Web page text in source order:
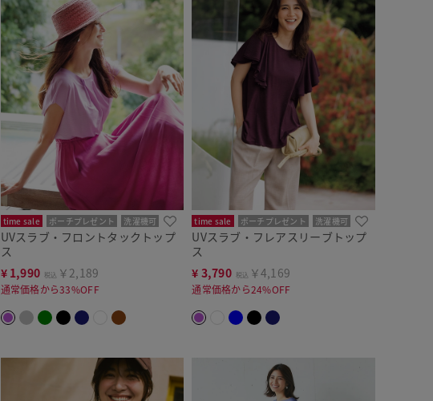
time sale ポーチプレゼント 洗濯機可
UVスラブ・フロントタックトップ
ス
¥ 1,990 税込 ￥2,189
通常価格から33%OFF
time sale ポーチプレゼント 洗濯機可
UVスラブ・フレアスリーブトップ
ス
¥ 3,790 税込 ￥4,169
通常価格から24%OFF